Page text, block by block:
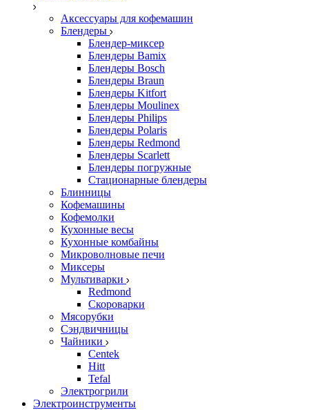
Аксессуары для кофемашин
Блендеры
Блендер-миксер
Блендеры Bamix
Блендеры Bosch
Блендеры Braun
Блендеры Kitfort
Блендеры Moulinex
Блендеры Philips
Блендеры Polaris
Блендеры Redmond
Блендеры Scarlett
Блендеры погружные
Стационарные блендеры
Блинницы
Кофемашины
Кофемолки
Кухонные весы
Кухонные комбайны
Микроволновые печи
Миксеры
Мультиварки
Redmond
Скороварки
Мясорубки
Сэндвичницы
Чайники
Centek
Hitt
Tefal
Электрогрили
Электроинструменты